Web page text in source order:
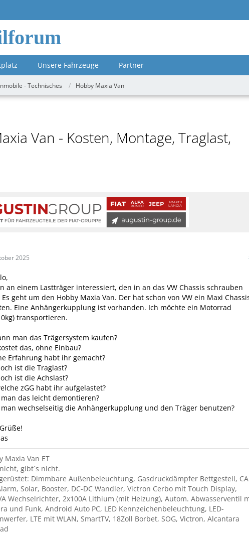
Unsere Fahrzeuge Partner
- Technisches Hobby Maxia Van
Van - Kosten, Montage, Traglast,
2025
an einem Lastträger interessiert, den in an das VW Chassis schrauben
Es geht um den Hobby Maxia Van. Der hat schon von VW ein Maxi
Eine Anhängerkupplung ist vorhanden. Ich möchte ein Motorrad
transportieren.
man das Trägersystem kaufen?
das, ohne Einbau?
Erfahrung habt ihr gemacht?
ist die Traglast?
ist die Achslast?
zGG habt ihr aufgelastet?
das leicht demontieren?
wechselseitig die Anhängerkupplung und den Träger benutzen?
Maxia Van ET
gibt´s nicht.
Dimmbare Außenbeleuchtung, Gasdruckdämpfer Bettgestell,
Solar, Booster, DC-DC Wandler, Victron Cerbo mit Touch Display,
Wechselrichter, 2x100A Lithium (mit Heizung), Autom. Abwasserventil
und Funk, Android Auto PC, LED Kennzeichenbeleuchtung, LED-
LTE mit WLAN, SmartTV, 18Zoll Borbet, SOG, Victron, Alcantara